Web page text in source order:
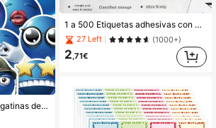
YWWBLD 50 piezas Pegatinas de Dibujos Animados de Frijol Azul MEME Pegatinas para Monopatín Guitarra Equipaje Portátil Álbum de Recortes Decoración Pegatinas Creativas DIY Suministros para Álbum de Recortes Pegatinas Divertidas Pegatinas para Portátil Pegatinas para Kindle Pegatinas para Teléfono Suministros Escolares
1 a 500 Etiquetas adhesivas con números redondos reflectantes. Etiquetas autoadhesivas para inventario, organización, manualidades DIY, numeración, herramientas de manicura, útiles escolares, scrapbooking, pegatinas divertidas, pegatinas para portátil, Kindle, teléfono papelería libro de sticker estikers
27 Left (1000+)
2,71€